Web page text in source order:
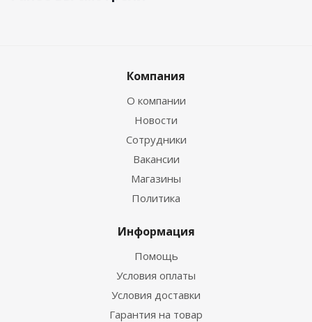
Компания
О компании
Новости
Сотрудники
Вакансии
Магазины
Политика
Информация
Помощь
Условия оплаты
Условия доставки
Гарантия на товар